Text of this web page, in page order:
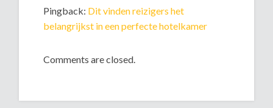
Pingback: Dit vinden reizigers het
belangrijkst in een perfecte hotelkamer
Comments are closed.